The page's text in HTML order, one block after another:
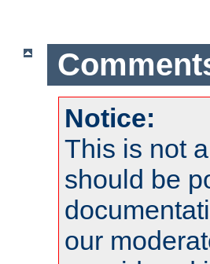
Notice:
This is not
should be
our